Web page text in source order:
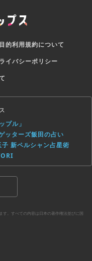
的利用規約について
イバシーポリシー
プル」
ッターズ飯田の占い
子 新ペルシャン占星術
。すべての内容は日本の著作権法並びに国